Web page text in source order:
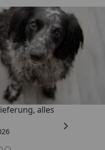
/ 5
mit
alles